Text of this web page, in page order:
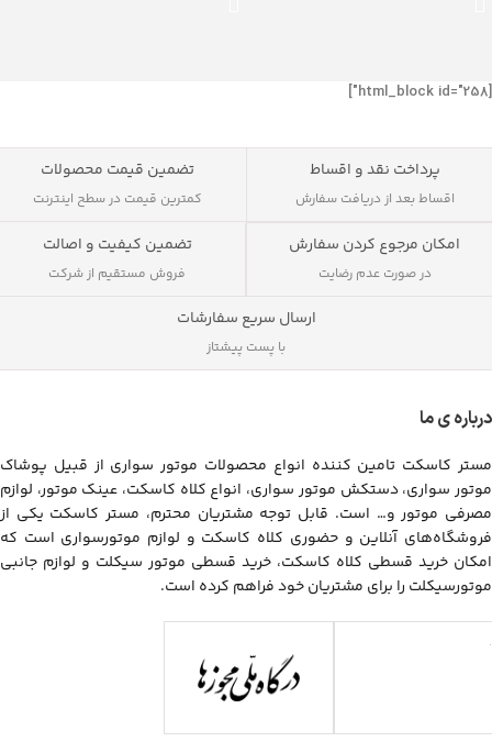
[html_block id="258"]
پرداخت نقد و اقساط
اقساط بعد از دریافت سفارش
تضمین قیمت محصولات
کمترین قیمت در سطح اینترنت
امکان مرجوع کردن سفارش
در صورت عدم رضایت
تضمین کیفیت و اصالت
فروش مستقیم از شرکت
ارسال سریع سفارشات
با پست پیشتاز
درباره ی ما
مستر کاسکت تامین کننده انواع محصولات موتور سواری از قبیل پوشاک
موتور سواری، دستکش موتور سواری، انواع کلاه کاسکت، عینک موتور، لوازم
مصرفی موتور و… است. قابل توجه مشتریان محترم، مستر کاسکت یکی از
فروشگاه‌های آنلاین و حضوری کلاه کاسکت و لوازم موتورسواری است که
امکان خرید قسطی کلاه کاسکت، خرید قسطی موتور سیکلت و لوازم جانبی
موتورسیکلت را برای مشتریان خود فراهم کرده است.